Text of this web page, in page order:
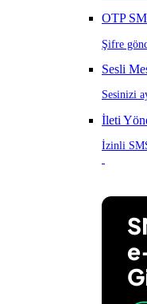
OTP
Şifre
Sesli
Sesinizi
İleti
İzinli